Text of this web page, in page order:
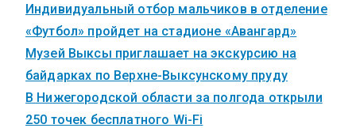
Индивидуальный отбор мальчиков в отделение
«Футбол» пройдет на стадионе «Авангард»
Музей Выксы приглашает на экскурсию на
байдарках по Верхне-Выксунскому пруду
В Нижегородской области за полгода открыли
250 точек бесплатного Wi-Fi